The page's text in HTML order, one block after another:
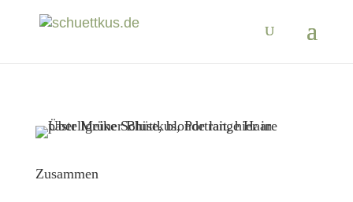
Zusammen